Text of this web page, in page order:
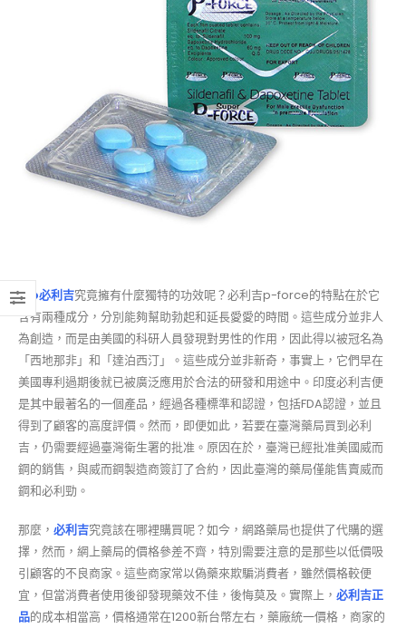
藍p必利吉究竟擁有什麼獨特的功效呢？必利吉p-force的特點在於它
含有兩種成分，分別能夠幫助勃起和延長愛愛的時間。這些成分並非人
為創造，而是由美國的科研人員發現對男性的作用，因此得以被冠名為
「西地那非」和「達泊西汀」。這些成分並非新奇，事實上，它們早在
美國專利過期後就已被廣泛應用於合法的研發和用途中。印度必利吉便
是其中最著名的一個產品，經過各種標準和認證，包括FDA認證，並且
得到了顧客的高度評價。然而，即便如此，若要在臺灣藥局買到必利
吉，仍需要經過臺灣衛生署的批准。原因在於，臺灣已經批准美國威而
鋼的銷售，與威而鋼製造商簽訂了合約，因此臺灣的藥局僅能售賣威而
鋼和必利勁。
那麼， 必利吉究竟該在哪裡購買呢？如今，網路藥局也提供了代購的選
擇，然而，網上藥局的價格參差不齊，特別需要注意的是那些以低價吸
引顧客的不良商家。這些商家常以偽藥來欺騙消費者，雖然價格較便
宜，但當消費者使用後卻發現藥效不佳，後悔莫及。實際上， 必利吉正
品的成本相當高，價格通常在1200新台幣左右，藥廠統一價格，商家的